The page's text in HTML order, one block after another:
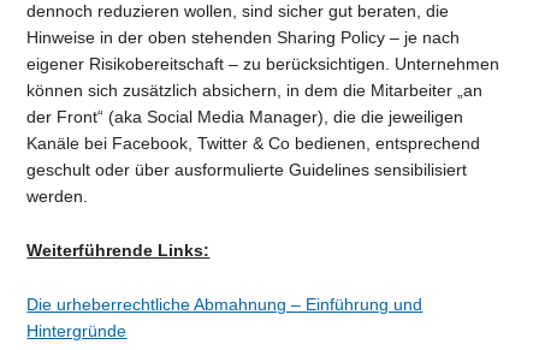
dennoch reduzieren wollen, sind sicher gut beraten, die
Hinweise in der oben stehenden Sharing Policy – je nach
eigener Risikobereitschaft – zu berücksichtigen. Unternehmen
können sich zusätzlich absichern, in dem die Mitarbeiter „an
der Front“ (aka Social Media Manager), die die jeweiligen
Kanäle bei Facebook, Twitter & Co bedienen, entsprechend
geschult oder über ausformulierte Guidelines sensibilisiert
werden.
Weiterführende Links:
Die urheberrechtliche Abmahnung – Einführung und
Hintergründe